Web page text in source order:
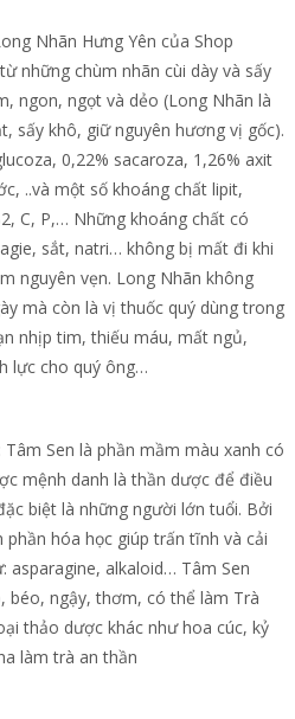
Nhãn Hưng Yên của Shop
những chùm nhãn cùi dày và sấy
ngon, ngọt và dẻo (Long Nhãn là
sấy khô, giữ nguyên hương vị gốc).
0,22% sacaroza, 1,26% axit
..và một số khoáng chất lipit,
C, P,… Những khoáng chất có
sắt, natri… không bị mất đi khi
nguyên vẹn. Long Nhãn không
mà còn là vị thuốc quý dùng trong
nhịp tim, thiếu máu, mất ngủ,
lực cho quý ông…
Sen là phần mầm màu xanh có
mệnh danh là thần dược để điều
biệt là những người lớn tuổi. Bởi
hóa học giúp trấn tĩnh và cải
asparagine, alkaloid… Tâm Sen
béo, ngậy, thơm, có thể làm Trà
thảo dược khác như hoa cúc, kỷ
làm trà an thần